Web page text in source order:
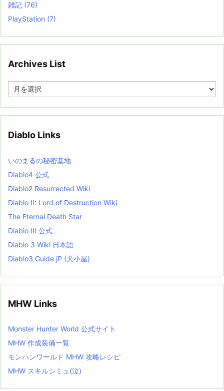
雑記 (76)
PlayStation (7)
Archives List
e
i
s
t
Diablo Links
いのまるの秘密基地
Diablo4 公式
Diablo2 Resurrected Wiki
Diablo II: Lord of Destruction Wiki
The Eternal Death Star
Diablo III 公式
Diablo 3 Wiki 日本語
Diablo3 Guide jP (犬小屋)
MHW Links
Monster Hunter World 公式サイト
MHW 作成装備一覧
モンハンワールド MHW 攻略レシピ
MHW スキルシミュ(泣)